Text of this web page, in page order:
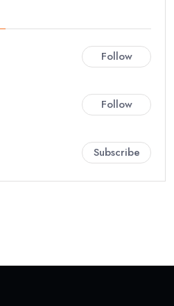
Follow
Follow
Subscribe